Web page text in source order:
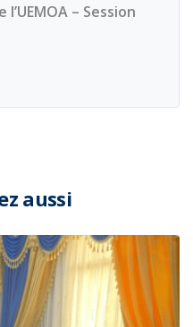
– Session
aussi